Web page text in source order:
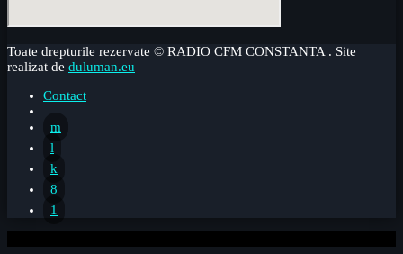
Toate drepturile rezervate © RADIO CFM CONSTANTA . Site
realizat de duluman.eu
Contact